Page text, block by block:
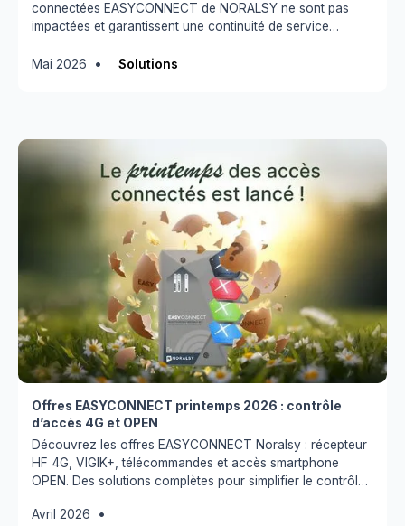
connectées EASYCONNECT de NORALSY ne sont pas
impactées et garantissent une continuité de service
Mai 2026
• Solutions
Offres EASYCONNECT printemps 2026 : contrôle
d’accès 4G et OPEN
Découvrez les offres EASYCONNECT Noralsy : récepteur
HF 4G, VIGIK+, télécommandes et accès smartphone
OPEN. Des solutions complètes pour simplifier le contrôle
Avril 2026
•